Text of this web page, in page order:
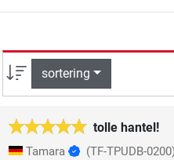
sortering
tolle hantel!
Tamara (TF-TPUDB-0200)